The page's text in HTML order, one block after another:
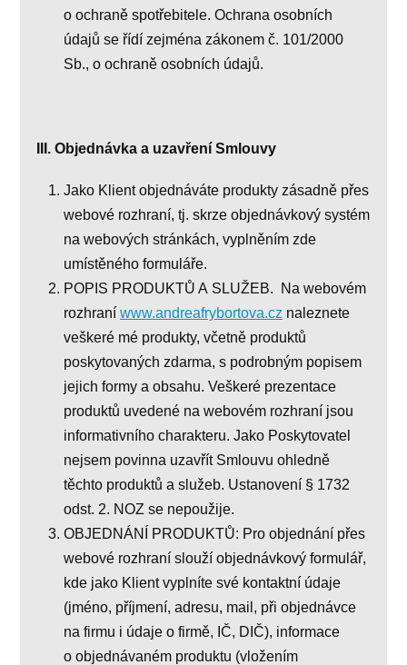
o ochraně spotřebitele. Ochrana osobních
údajů se řídí zejména zákonem č. 101/2000
Sb., o ochraně osobních údajů.
III. Objednávka a uzavření Smlouvy
Jako Klient objednáváte produkty zásadně přes
webové rozhraní, tj. skrze objednávkový systém
na webových stránkách, vyplněním zde
umístěného formuláře.
POPIS PRODUKTŮ A SLUŽEB. Na webovém
rozhraní www.andreafrybortova.cz naleznete
veškeré mé produkty, včetně produktů
poskytovaných zdarma, s podrobným popisem
jejich formy a obsahu. Veškeré prezentace
produktů uvedené na webovém rozhraní jsou
informativního charakteru. Jako Poskytovatel
nejsem povinna uzavřít Smlouvu ohledně
těchto produktů a služeb. Ustanovení § 1732
odst. 2. NOZ se nepoužije.
OBJEDNÁNÍ PRODUKTŮ: Pro objednání přes
webové rozhraní slouží objednávkový formulář,
kde jako Klient vyplníte své kontaktní údaje
(jméno, příjmení, adresu, mail, při objednávce
na firmu i údaje o firmě, IČ, DIČ), informace
o objednávaném produktu (vložením